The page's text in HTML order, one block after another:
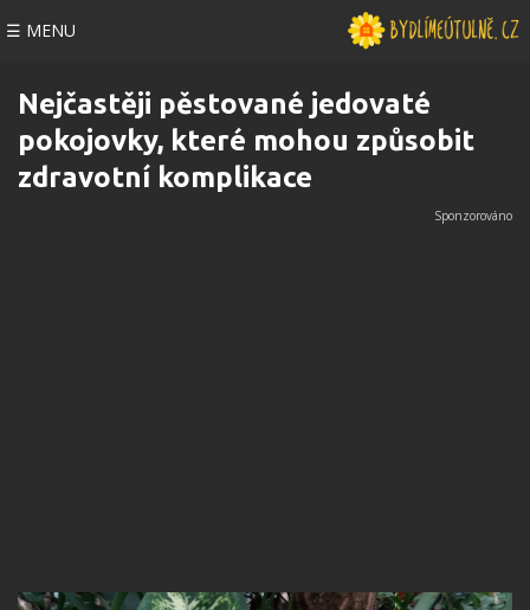
☰ MENU
Nejčastěji pěstované jedovaté
pokojovky, které mohou způsobit
zdravotní komplikace